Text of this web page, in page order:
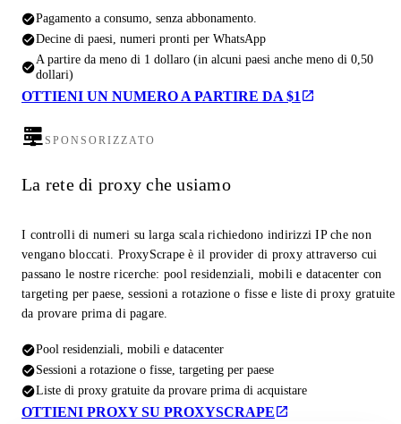
Pagamento a consumo, senza abbonamento.
Decine di paesi, numeri pronti per WhatsApp
A partire da meno di 1 dollaro (in alcuni paesi anche meno di 0,50
dollari)
OTTIENI UN NUMERO A PARTIRE DA $1
SPONSORIZZATO
La rete di proxy che usiamo
I controlli di numeri su larga scala richiedono indirizzi IP che non
vengano bloccati. ProxyScrape è il provider di proxy attraverso cui
passano le nostre ricerche: pool residenziali, mobili e datacenter con
targeting per paese, sessioni a rotazione o fisse e liste di proxy gratuite
da provare prima di pagare.
Pool residenziali, mobili e datacenter
Sessioni a rotazione o fisse, targeting per paese
Liste di proxy gratuite da provare prima di acquistare
OTTIENI PROXY SU PROXYSCRAPE